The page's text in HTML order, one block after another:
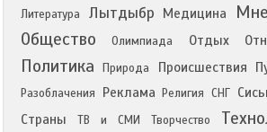
Литература Лытдыбр Медицина
Общество Олимпиада Отдых
Политика Природа Происшествия
Разоблачения
Реклама Религия СНГ
Страны
ТВ и СМИ Творчество